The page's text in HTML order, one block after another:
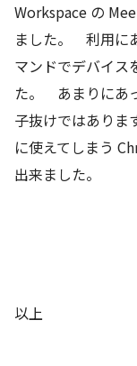
Workspace の
ました。 利用に
マンドでデバイス
た。 あまりにあ
子抜けではありま
に使えてしまう
出来ました。
以上